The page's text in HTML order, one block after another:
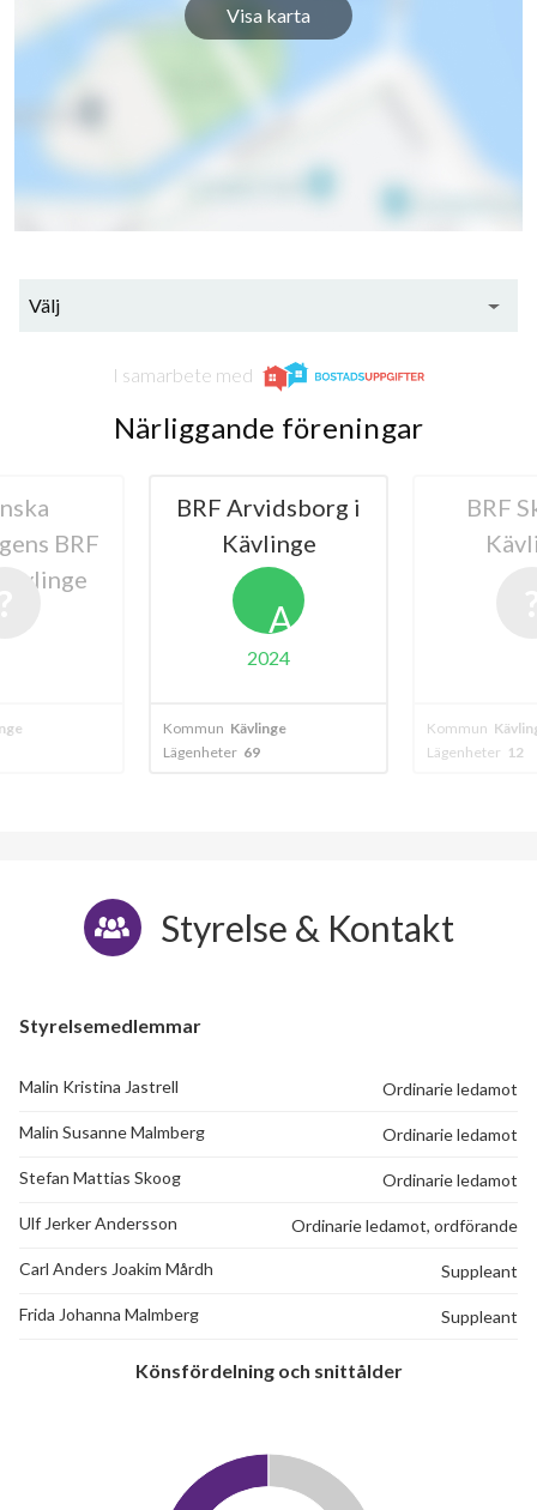
36
Visa karta
Välj
I samarbete med
Närliggande föreningar
BRF
BRF Arvidsborg i
Kävlinge
A
2024
Kommun Kävlinge
Lägenheter 69
BRF
Kommun
Lägenheter 12
Styrelse & Kontakt
Styrelsemedlemmar
Malin Kristina Jastrell Ordinarie ledamot
Malin Susanne Malmberg Ordinarie ledamot
Stefan Mattias Skoog Ordinarie ledamot
Ulf Jerker Andersson Ordinarie ledamot, ordförande
Carl Anders Joakim Mårdh Suppleant
Frida Johanna Malmberg Suppleant
Könsfördelning och snittålder